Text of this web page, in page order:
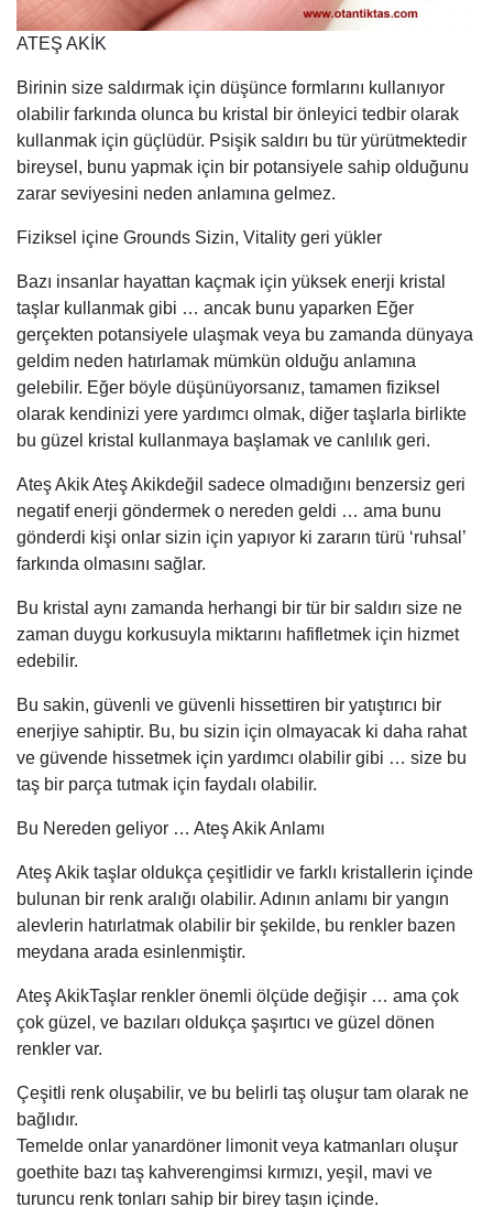
ATEŞ AKİK
Birinin size saldırmak için düşünce formlarını kullanıyor
olabilir farkında olunca bu kristal bir önleyici tedbir olarak
kullanmak için güçlüdür. Psişik saldırı bu tür yürütmektedir
bireysel, bunu yapmak için bir potansiyele sahip olduğunu
zarar seviyesini neden anlamına gelmez.
Fiziksel içine Grounds Sizin, Vitality geri yükler
Bazı insanlar hayattan kaçmak için yüksek enerji kristal
taşlar kullanmak gibi … ancak bunu yaparken Eğer
gerçekten potansiyele ulaşmak veya bu zamanda dünyaya
geldim neden hatırlamak mümkün olduğu anlamına
gelebilir. Eğer böyle düşünüyorsanız, tamamen fiziksel
olarak kendinizi yere yardımcı olmak, diğer taşlarla birlikte
bu güzel kristal kullanmaya başlamak ve canlılık geri.
Ateş Akik Ateş Akikdeğil sadece olmadığını benzersiz geri
negatif enerji göndermek o nereden geldi … ama bunu
gönderdi kişi onlar sizin için yapıyor ki zararın türü ‘ruhsal’
farkında olmasını sağlar.
Bu kristal aynı zamanda herhangi bir tür bir saldırı size ne
zaman duygu korkusuyla miktarını hafifletmek için hizmet
edebilir.
Bu sakin, güvenli ve güvenli hissettiren bir yatıştırıcı bir
enerjiye sahiptir. Bu, bu sizin için olmayacak ki daha rahat
ve güvende hissetmek için yardımcı olabilir gibi … size bu
taş bir parça tutmak için faydalı olabilir.
Bu Nereden geliyor … Ateş Akik Anlamı
Ateş Akik taşlar oldukça çeşitlidir ve farklı kristallerin içinde
bulunan bir renk aralığı olabilir. Adının anlamı bir yangın
alevlerin hatırlatmak olabilir bir şekilde, bu renkler bazen
meydana arada esinlenmiştir.
Ateş AkikTaşlar renkler önemli ölçüde değişir … ama çok
çok güzel, ve bazıları oldukça şaşırtıcı ve güzel dönen
renkler var.
Çeşitli renk oluşabilir, ve bu belirli taş oluşur tam olarak ne
bağlıdır.
Temelde onlar yanardöner limonit veya katmanları oluşur
goethite bazı taş kahverengimsi kırmızı, yeşil, mavi ve
turuncu renk tonları sahip bir birey taşın içinde.